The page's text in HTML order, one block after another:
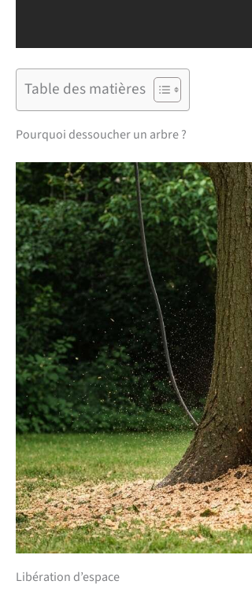
Table des matières
Pourquoi dessoucher un arbre ?
Libération d’espace